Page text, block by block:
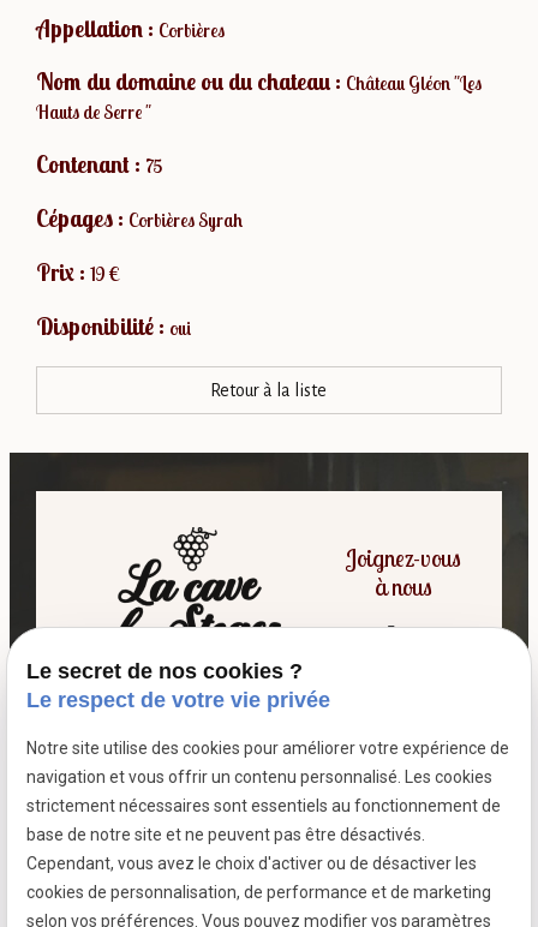
Appellation : Corbières
Nom du domaine ou du chateau : Château Gléon "Les
Hauts de Serre "
Contenant : 75
Cépages : Corbières Syrah
Prix : 19 €
Disponibilité : oui
Retour à la liste
Siret :39799787500026
Joignez-vous
à nous
7 passage fleuri
- 59380 SOCX
Le secret de nos cookies ?
Le respect de votre vie privée
Notre site utilise des cookies pour améliorer votre expérience de
navigation et vous offrir un contenu personnalisé. Les cookies
strictement nécessaires sont essentiels au fonctionnement de
base de notre site et ne peuvent pas être désactivés.
Cependant, vous avez le choix d'activer ou de désactiver les
cookies de personnalisation, de performance et de marketing
selon vos préférences. Vous pouvez modifier vos paramètres